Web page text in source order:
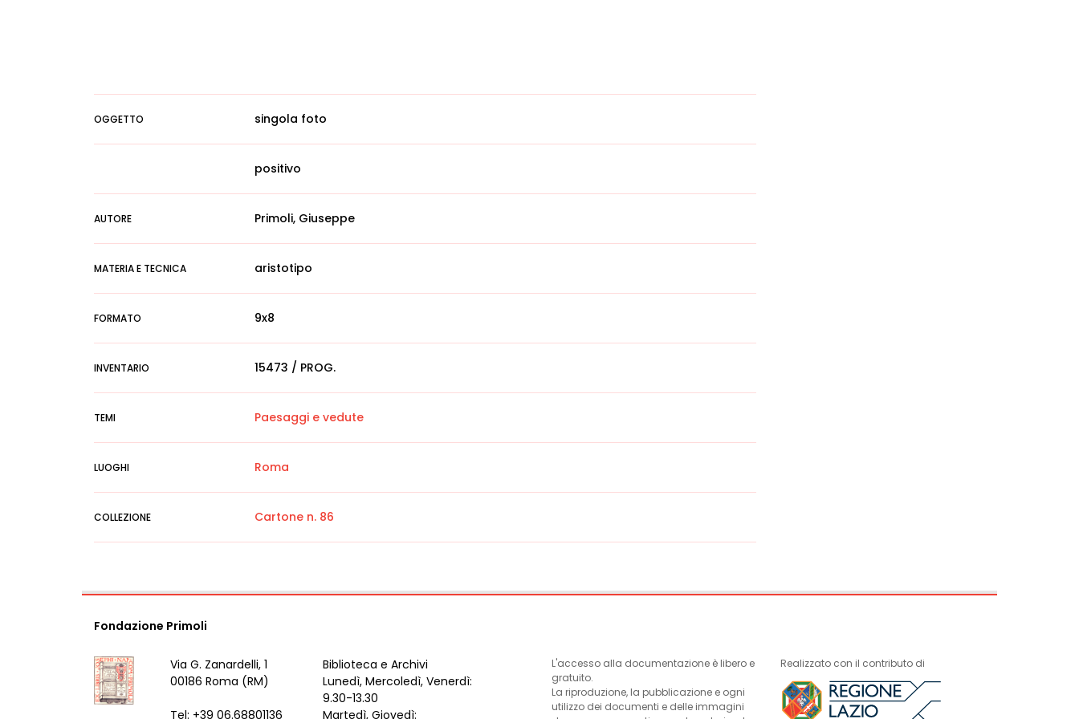
OGGETTO singola foto
positivo
AUTORE Primoli, Giuseppe
MATERIA E TECNICA aristotipo
FORMATO 9x8
INVENTARIO 15473 / PROG.
TEMI Paesaggi e vedute
LUOGHI Roma
COLLEZIONE Cartone n. 86
Fondazione Primoli
Via G. Zanardelli, 1
00186 Roma (RM)
Tel: +39 06.68801136
Biblioteca e Archivi
Lunedì, Mercoledì, Venerdì:
9.30-13.30
Martedì, Giovedì:
L'accesso alla documentazione è libero e
gratuito.
La riproduzione, la pubblicazione e ogni
utilizzo dei documenti e delle immagini
Realizzato con il contributo di